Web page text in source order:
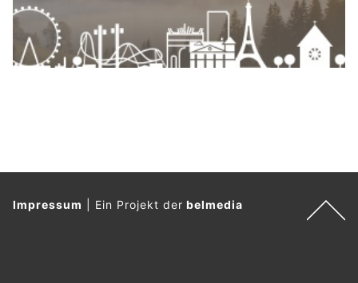
Impressum Ein Projekt derbelmedia